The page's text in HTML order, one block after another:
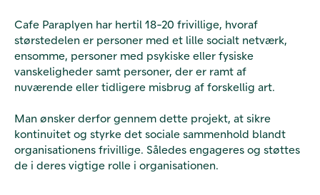
Cafe Paraplyen har hertil 18-20 frivillige, hvoraf
størstedelen er personer med et lille socialt netværk,
ensomme, personer med psykiske eller fysiske
vanskeligheder samt personer, der er ramt af
nuværende eller tidligere misbrug af forskellig art.
Man ønsker derfor gennem dette projekt, at sikre
kontinuitet og styrke det sociale sammenhold blandt
organisationens frivillige. Således engageres og støttes
de i deres vigtige rolle i organisationen.